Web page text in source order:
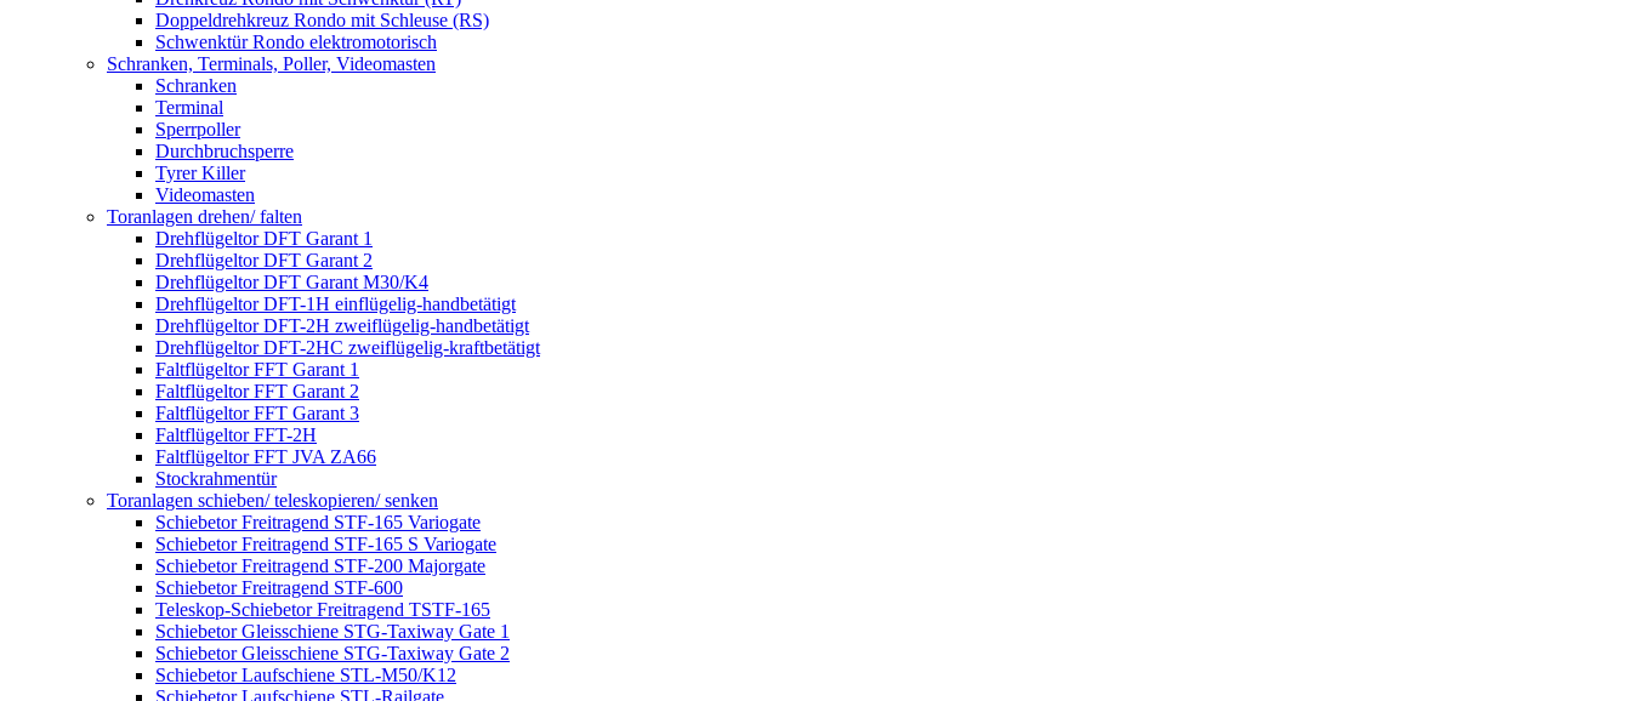
Doppeldrehkreuz Rondo mit Schleuse (RS)
Schwenktür Rondo elektromotorisch
Schranken, Terminals, Poller, Videomasten
Schranken
Terminal
Sperrpoller
Durchbruchsperre
Tyrer Killer
Videomasten
Toranlagen drehen/ falten
Drehflügeltor DFT Garant 1
Drehflügeltor DFT Garant 2
Drehflügeltor DFT Garant M30/K4
Drehflügeltor DFT-1H einflügelig-handbetätigt
Drehflügeltor DFT-2H zweiflügelig-handbetätigt
Drehflügeltor DFT-2HC zweiflügelig-kraftbetätigt
Faltflügeltor FFT Garant 1
Faltflügeltor FFT Garant 2
Faltflügeltor FFT Garant 3
Faltflügeltor FFT-2H
Faltflügeltor FFT JVA ZA66
Stockrahmentür
Toranlagen schieben/ teleskopieren/ senken
Schiebetor Freitragend STF-165 Variogate
Schiebetor Freitragend STF-165 S Variogate
Schiebetor Freitragend STF-200 Majorgate
Schiebetor Freitragend STF-600
Teleskop-Schiebetor Freitragend TSTF-165
Schiebetor Gleisschiene STG-Taxiway Gate 1
Schiebetor Gleisschiene STG-Taxiway Gate 2
Schiebetor Laufschiene STL-M50/K12
Schiebetor Laufschiene STL-Railgate